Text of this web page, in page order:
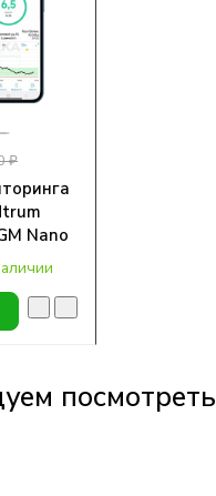
₽
Nano
посмотреть